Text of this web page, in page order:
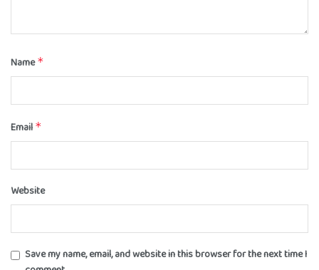
Name*
Email *
Website
Save my name, email, and website in this browser for the next time I